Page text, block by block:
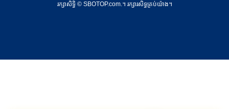
រក្សាសិទ្ធិ © SBOTOP.com.។ រក្សា​រ​សិទ្ធ​គ្រប់យ៉ាង។